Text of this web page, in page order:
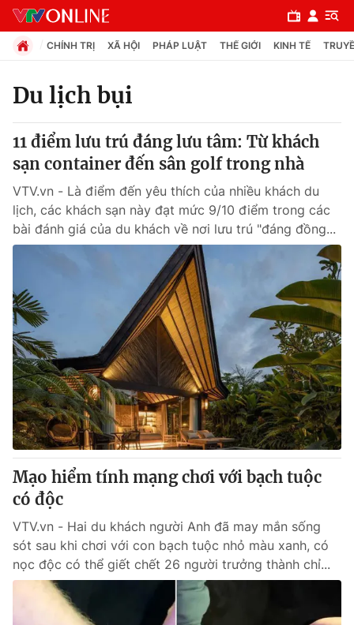
Chuyên mục
Chính trị
Xã hội
Pháp luật
Y tế
Thế giới
Tin tức
Thế giới đó đây
Câu chuyện quốc tế
Kinh tế
Tài chính
Thị trường
Góc doanh nghiệp
Dữ liệu và đời sống
Truyền hình
Phim VTV
Hậu trường
Nhân vật
Khán giả
Giải trí
Điện ảnh
Âm nhạc
Đời sống
Du lịch
Giáo dục
CHÍNH TRỊ XÃ HỘI PHÁP LUẬT THẾ GIỚI KINH TẾ
Du lịch bụi
11 điểm lưu trú đáng lưu tâm: Từ khách
sạn container đến sân golf trong nhà
VTV.vn - Là điểm đến yêu thích của nhiều khách du
lịch, các khách sạn này đạt mức 9/10 điểm trong các
bài đánh giá của du khách về nơi lưu trú "đáng đồng...
Mạo hiểm tính mạng chơi với bạch tuộc
có độc
VTV.vn - Hai du khách người Anh đã may mắn sống
sót sau khi chơi với con bạch tuộc nhỏ màu xanh, có
nọc độc có thể giết chết 26 người trưởng thành chỉ...